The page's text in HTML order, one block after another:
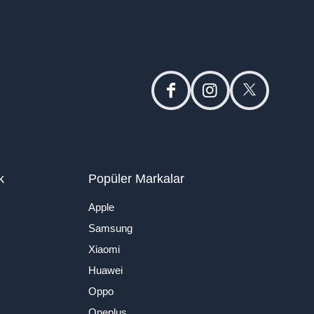
facebookinstagramtwitter
Popüler Markalar
Apple
Samsung
Xiaomi
Huawei
Oppo